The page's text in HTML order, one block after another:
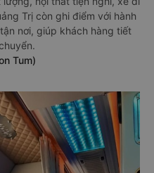
Trị còn ghi điểm với hành
nơi, giúp khách hàng tiết
Tum)